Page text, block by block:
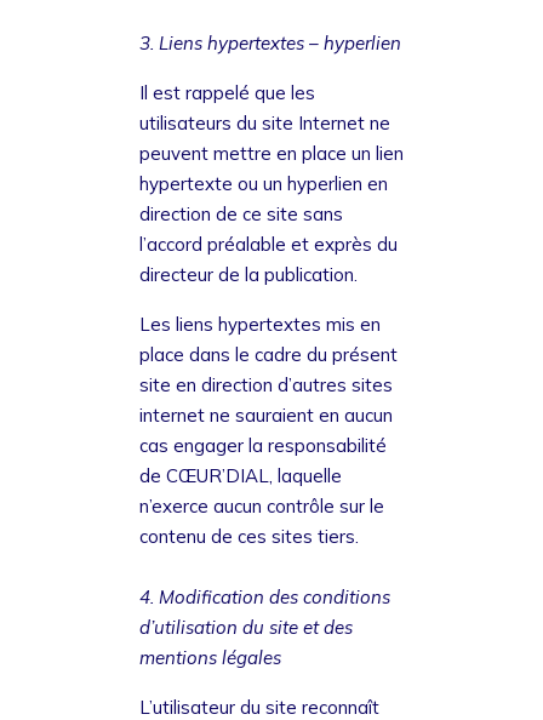
3. Liens hypertextes – hyperlien
Il est rappelé que les
utilisateurs du site Internet ne
peuvent mettre en place un lien
hypertexte ou un hyperlien en
direction de ce site sans
l’accord préalable et exprès du
directeur de la publication.
Les liens hypertextes mis en
place dans le cadre du présent
site en direction d’autres sites
internet ne sauraient en aucun
cas engager la responsabilité
de CŒUR’DIAL, laquelle
n’exerce aucun contrôle sur le
contenu de ces sites tiers.
4. Modification des conditions
d’utilisation du site et des
mentions légales
L’utilisateur du site reconnaît